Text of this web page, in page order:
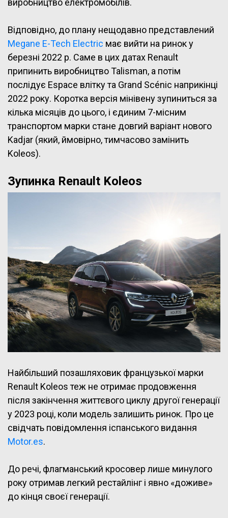
виробництво електромобілів.
Відповідно, до плану нещодавно представлений
Megane E-Tech Electric має вийти на ринок у
березні 2022 р. Саме в цих датах Renault
припинить виробництво Talisman, а потім
послідує Espace влітку та Grand Scénic наприкінці
2022 року. Коротка версія мінівену зупиниться за
кілька місяців до цього, і єдиним 7-місним
транспортом марки стане довгий варіант нового
Kadjar (який, ймовірно, тимчасово замінить
Koleos).
Зупинка Renault Koleos
Найбільший позашляховик французької марки
Renault Koleos теж не отримає продовження
після закінчення життєвого циклу другої генерації
у 2023 році, коли модель залишить ринок. Про це
свідчать повідомлення іспанського видання
Motor.es.
До речі, флагманський кросовер лише минулого
року отримав легкий рестайлінг і явно «доживе»
до кінця своєї генерації.